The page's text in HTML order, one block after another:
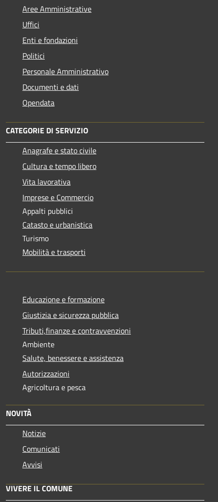
Aree Amministrative
Uffici
Enti e fondazioni
Politici
Personale Amministrativo
Documenti e dati
Opendata
CATEGORIE DI SERVIZIO
Anagrafe e stato civile
Cultura e tempo libero
Vita lavorativa
Imprese e Commercio
Appalti pubblici
Catasto e urbanistica
Turismo
Mobilità e trasporti
Educazione e formazione
Giustizia e sicurezza pubblica
Tributi,finanze e contravvenzioni
Ambiente
Salute, benessere e assistenza
Autorizzazioni
Agricoltura e pesca
NOVITÀ
Notizie
Comunicati
Avvisi
VIVERE IL COMUNE